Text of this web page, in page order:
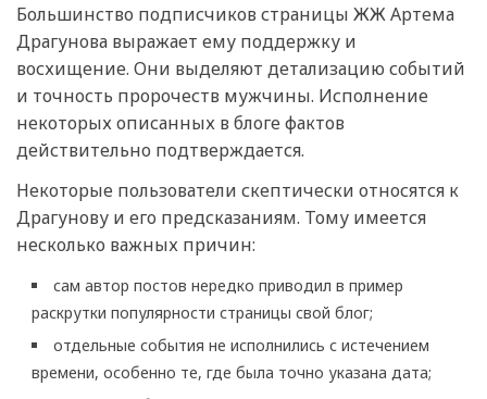
Большинство подписчиков страницы ЖЖ Артема
Драгунова выражает ему поддержку и
восхищение. Они выделяют детализацию событий
и точность пророчеств мужчины. Исполнение
некоторых описанных в блоге фактов
действительно подтверждается.
Некоторые пользователи скептически относятся к
Драгунову и его предсказаниям. Тому имеется
несколько важных причин:
сам автор постов нередко приводил в пример
раскрутки популярности страницы свой блог;
отдельные события не исполнились с истечением
времени, особенно те, где была точно указана дата;